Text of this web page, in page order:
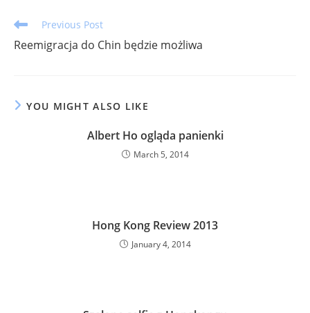
Read
articles
Previous Post
Reemigracja do Chin będzie możliwa
YOU MIGHT ALSO LIKE
Albert Ho ogląda panienki
March 5, 2014
Hong Kong Review 2013
January 4, 2014